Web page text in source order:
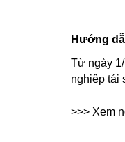
Hướng
Từ ngày
nghiệp tái
>>> Xem